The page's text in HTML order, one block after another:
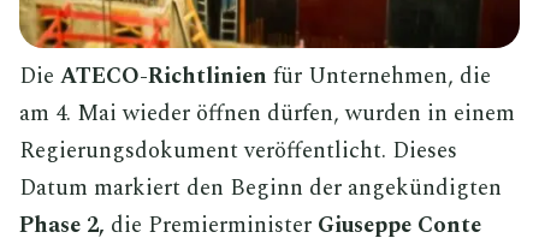
Die ATECO-Richtlinien für Unternehmen, die
am 4. Mai wieder öffnen dürfen, wurden in einem
Regierungsdokument veröffentlicht. Dieses
Datum markiert den Beginn der angekündigten
Phase 2, die Premierminister Giuseppe Conte